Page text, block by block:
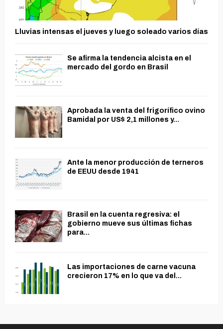
Lluvias intensas el jueves y luego soleado varios días
Se afirma la tendencia alcista en el
mercado del gordo en Brasil
Aprobada la venta del frigorífico ovino
Bamidal por US$ 2,1 millones y...
Ante la menor producción de terneros
de EEUU desde 1941
Brasil en la cuenta regresiva: el
gobierno mueve sus últimas fichas
para...
Las importaciones de carne vacuna
crecieron 17% en lo que va del...